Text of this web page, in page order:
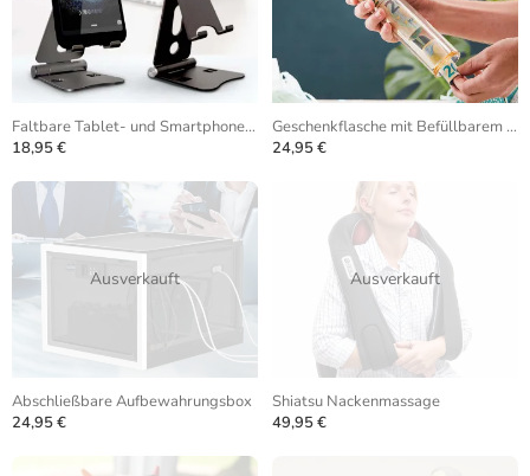
Faltbare Tablet- und Smartphone-Halterung
18,95 €
Geschenkflasche mit Befüllbarem Hohlraum
24,95 €
Ausverkauft
Abschließbare Aufbewahrungsbox
24,95 €
Ausverkauft
Shiatsu Nackenmassage
49,95 €